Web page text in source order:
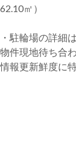
㎡）
駐輪場の詳細
件現地待ち合
報更新鮮度に